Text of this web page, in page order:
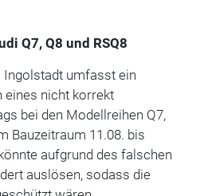
Q7, Q8 und RSQ8
Ingolstadt umfasst ein
eines nicht korrekt
bei den Modellreihen Q7,
Bauzeitraum 11.08. bis
aufgrund des falschen
auslösen, sodass die